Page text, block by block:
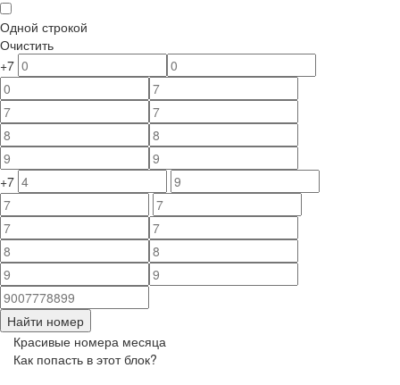
Одной строкой
Очистить
+7
+7
Найти номер
Красивые номера месяца
Как попасть в этот блок?